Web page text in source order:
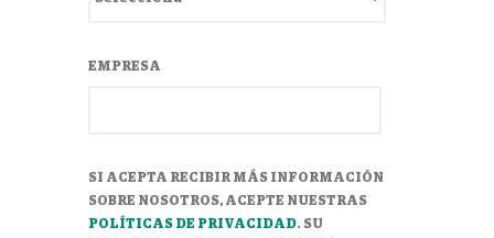
EMPRESA
SI ACEPTA RECIBIR MÁS INFORMACIÓN
SOBRE NOSOTROS, ACEPTE NUESTRAS
POLÍTICAS DE PRIVACIDAD. SU